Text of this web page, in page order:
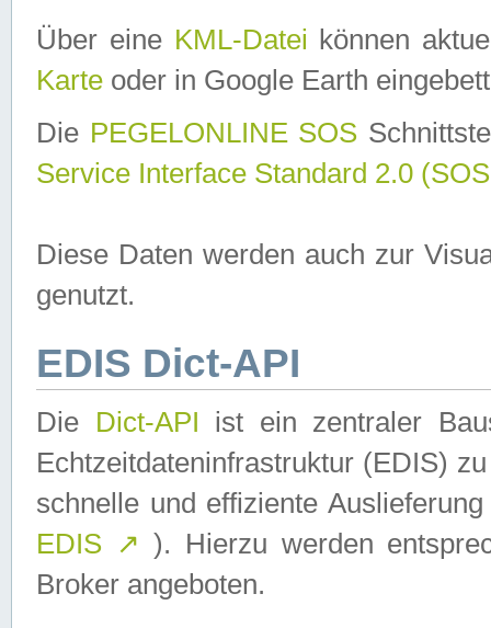
Über eine KML-Datei können
Karte oder in Google Earth
Die PEGELONLINE SOS
Service Interface Standard 2.0
Diese Daten werden auch zur
genutzt.
EDIS Dict-API
Die Dict-API ist ein zentraler
Echtzeitdateninfrastruktur (EDIS)
schnelle und effiziente
EDIS ↗ ). Hierzu werden
Broker angeboten.